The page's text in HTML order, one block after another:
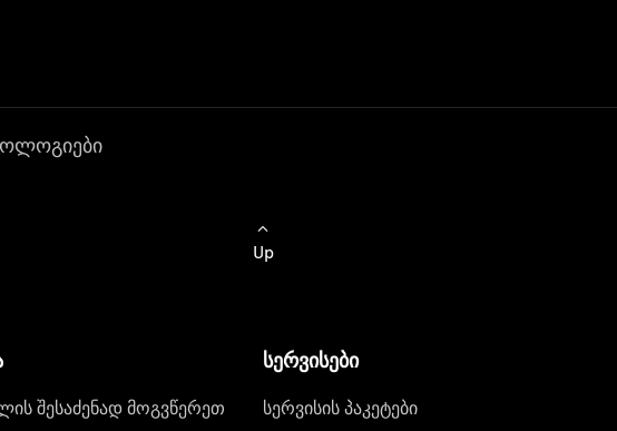
Up
შესაძენად მოგვწერეთ
სერვისები
სერვისის პაკეტები